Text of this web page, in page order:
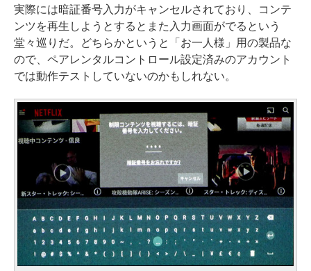
実際には暗証番号入力がキャンセルされており、コンテ
ンツを再生しようとするとまた入力画面がでるという
堂々巡りだ。どちらかというと「お一人様」用の製品な
ので、ペアレンタルコントロール設定済みのアカウント
では動作テストしていないのかもしれない。